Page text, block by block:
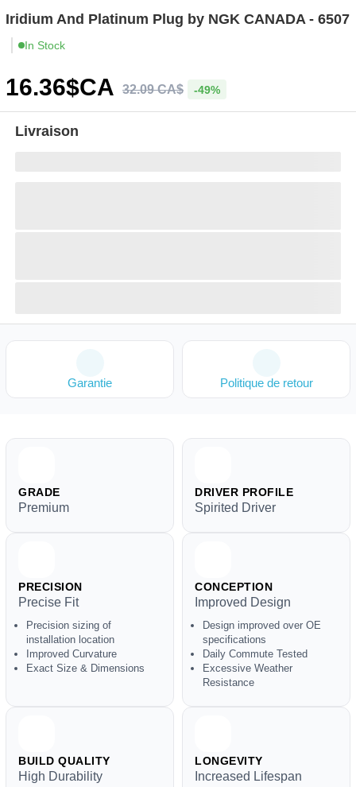
Iridium And Platinum Plug by NGK CANADA - 6507
In Stock
16.36$CA 32.09CA$ -49%
Livraison
Garantie Politique de retour
GRADE
Premium
DRIVER PROFILE
Spirited Driver
PRECISION
Precise Fit
Precision sizing of
installation location
Improved Curvature
Exact Size & Dimensions
CONCEPTION
Improved Design
Design improved over OE
specifications
Daily Commute Tested
Excessive Weather
Resistance
BUILD QUALITY
High Durability
LONGEVITY
Increased Lifespan